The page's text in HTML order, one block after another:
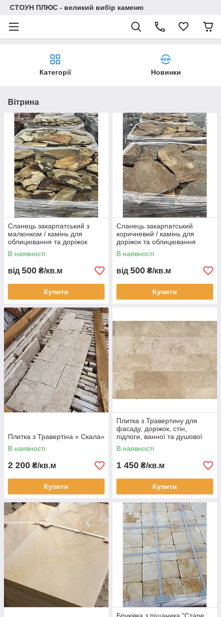
СТОУН ПЛЮС - великий вибір каменю
Категорії Новинки
Вітрина
Сланець закарпатський з
малюнком / камінь для
облицювання та доріжок
В наявності
від 500 ₴/кв.м
Купити
Сланець закарпатський
коричневий / камінь для
доріжок та облицювання
В наявності
від 500 ₴/кв.м
Купити
Плитка з Травертіна « Cкала»
В наявності
2 200 ₴/кв.м
Купити
Плитка з Травертину для
фасаду, доріжок, стін,
підлоги, ванної та душової
(305/610/12)
В наявності
1 450 ₴/кв.м
Купити